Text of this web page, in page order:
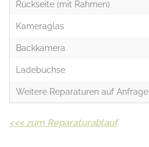
Rückseite (mit Rahmen)
Kameraglas
Backkamera
Ladebuchse
Weitere Reparaturen auf Anfrage
<<< zum Reparaturablauf